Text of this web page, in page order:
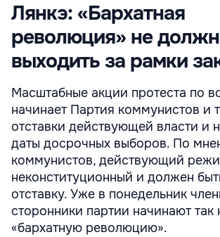
Лянкэ: «Бархатная
революция» не
выходить за рамки
Масштабные акции протеста по
начинает Партия коммунистов и
отставки действующей власти и
даты досрочных выборов. По
коммунистов, действующий
неконституционный и должен
отставку. Уже в понедельник
сторонники партии начинают
«бархатную революцию».